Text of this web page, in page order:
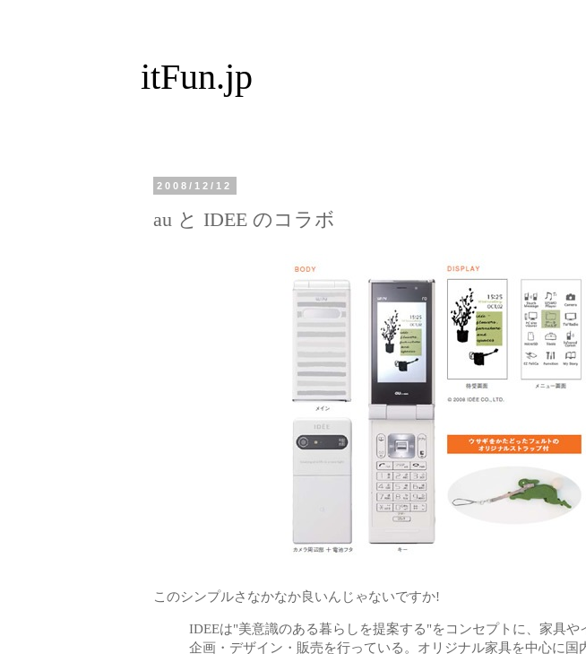
itFun.jp
2008/12/12
au と IDEE のコラボ
このシンプルさなかなか良いんじゃないですか!
IDEEは"美意識のある暮らしを提案する"をコンセプトに、家具や
企画・デザイン・販売を行っている。オリジナル家具を中心に国